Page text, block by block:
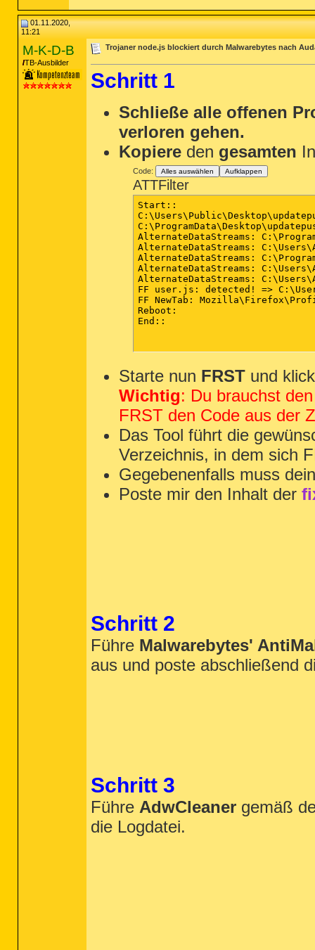
01.11.2020,
11:21
M-K-D-B
TB-Ausbilder
Trojaner node.js blockiert durch Malwarebytes nach
Schritt 1
Schließe alle offenen
verloren gehen.
Kopiere den gesamten
Code: Alles auswählen Aufklappen
ATTFilter
Start::
AlternateDataStreams:
AlternateDataStreams:
AlternateDataStreams:
AlternateDataStreams:
AlternateDataStreams:
FF user.js: detected! =>
FF NewTab:
Reboot:
End::
Starte nun FRST und
Wichtig: Du brauchst
FRST den Code aus der
Das Tool führt die
Verzeichnis, in dem sich
Gegebenenfalls muss
Poste mir den Inhalt der
Schritt 2
Führe Malwarebytes'
aus und poste abschließend
Schritt 3
Führe AdwCleaner gemäß
die Logdatei.